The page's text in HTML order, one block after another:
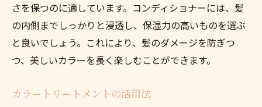
さを保つのに適しています。コンディショナーには、髪
の内側までしっかりと浸透し、保湿力の高いものを選ぶ
と良いでしょう。これにより、髪のダメージを防ぎつ
つ、美しいカラーを長く楽しむことができます。
カラートリートメントの活用法